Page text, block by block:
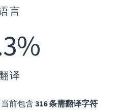
言
译
前包含316 条需翻译字符